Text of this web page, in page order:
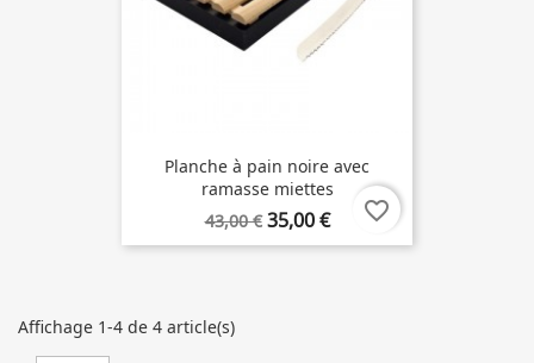
Planche à pain noire avec
ramasse miettes
43,00 € 35,00 € favorite_border
Affichage 1-4 de 4 article(s)